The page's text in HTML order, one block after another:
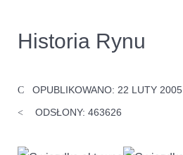
Historia Rynu
OPUBLIKOWANO: 22 LUTY 2005
ODSŁONY: 463626